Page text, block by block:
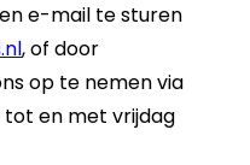
e-mail te sturen
, of door
op te nemen via
en met vrijdag